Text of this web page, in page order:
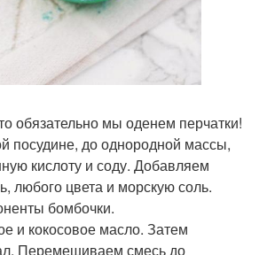
обязательно мы оденем перчатки!
посудине, до однородной массы,
кислоту и соду. Добавляем
любого цвета и морскую соль.
бомбочки.
и кокосовое масло. Затем
Перемешиваем смесь до